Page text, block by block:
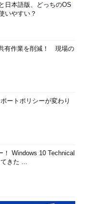
日本語版、どっちのOS
いやすい？
有作業を削減！ 現場の
ートポリシーが変わり
Windows 10 Technical
きた ...